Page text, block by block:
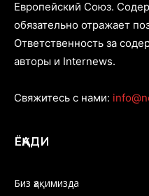
Европейский Союз.
обязательно отражает
Ответственность за
авторы и Internews.
Свяжитесь с нами:
ЁҚАДИ
Биз ҳақимизда